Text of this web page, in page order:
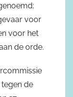
voor
voor het
de orde.
de